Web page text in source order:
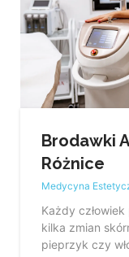
Brodawki
Różnice
Medycyna
Każdy
kilka zmian
pieprzyk czy